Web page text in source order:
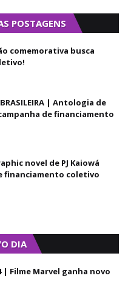
POSTAGENS
comemorativa busca
BRASILEIRA | Antologia de
de financiamento
novel de PJ Kaiowá
financiamento coletivo
DIA
| Filme Marvel ganha novo